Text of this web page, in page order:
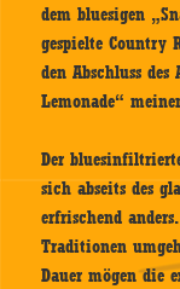
dem bluesigen
gespielte Country
den Abschluss
Lemonade“
Der
sich abseits des
erfrischend
Traditionen
Dauer mögen die